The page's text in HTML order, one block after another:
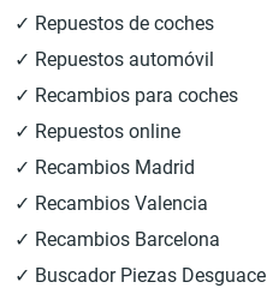
✓ Repuestos de coches
✓ Repuestos automóvil
✓ Recambios para coches
✓ Repuestos online
✓ Recambios Madrid
✓ Recambios Valencia
✓ Recambios Barcelona
✓ Buscador Piezas Desguace